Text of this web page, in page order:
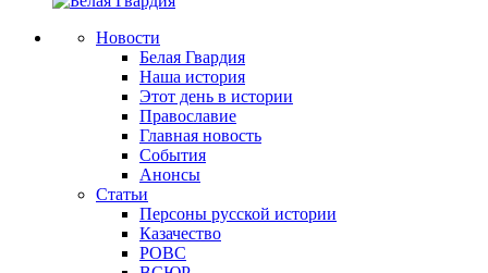
Новости
Белая Гвардия
Наша история
Этот день в истории
Православие
Главная новость
События
Анонсы
Статьи
Персоны русской истории
Казачество
РОВС